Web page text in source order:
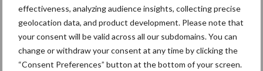
effectiveness, analyzing audience insights, collecting precise
geolocation data, and product development. Please note that
your consent will be valid across all our subdomains. You can
change or withdraw your consent at any time by clicking the
“Consent Preferences” button at the bottom of your screen.
Stikstof (N) maakt onderdeel uit van een aminozuur en is daarmee
noodzakelijk voor de productie van dierlijke producten als vlees,
eieren en melk. Het voeren van stikstof in de vorm van
eiwit/aminozuren is noodzakelijk, waarbij ... Lees meer